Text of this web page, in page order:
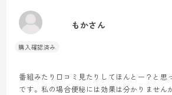
もかさん
番組みたり口コミ見たりしてほんとー？と思
です。私の場合便秘には効果は分かりません